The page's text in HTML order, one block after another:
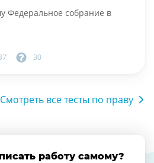
Федеральное собрание в
30
Смотреть все тесты по праву
работу самому?